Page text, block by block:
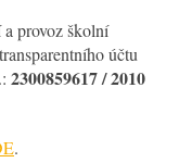
provoz školní
účtu
2300859617 / 2010
.